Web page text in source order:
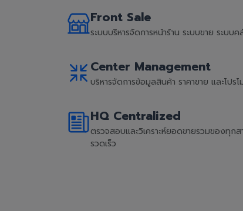
Front Sale
ระบบบริหารจัดการหน้าร้าน ระบบขาย ระบบ
Center Management
บริหารจัดการข้อมูลสินค้า ราคาขาย และโปร
HQ Centralized
ตรวจสอบและวิเคราะห์ยอดขายรวมของทุก
รวดเร็ว